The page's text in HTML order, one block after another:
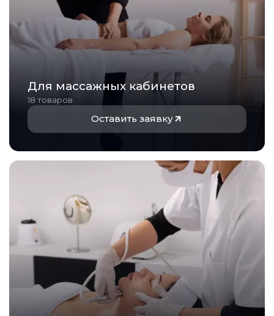
Для массажных кабинетов
18 товаров
Оставить заявку